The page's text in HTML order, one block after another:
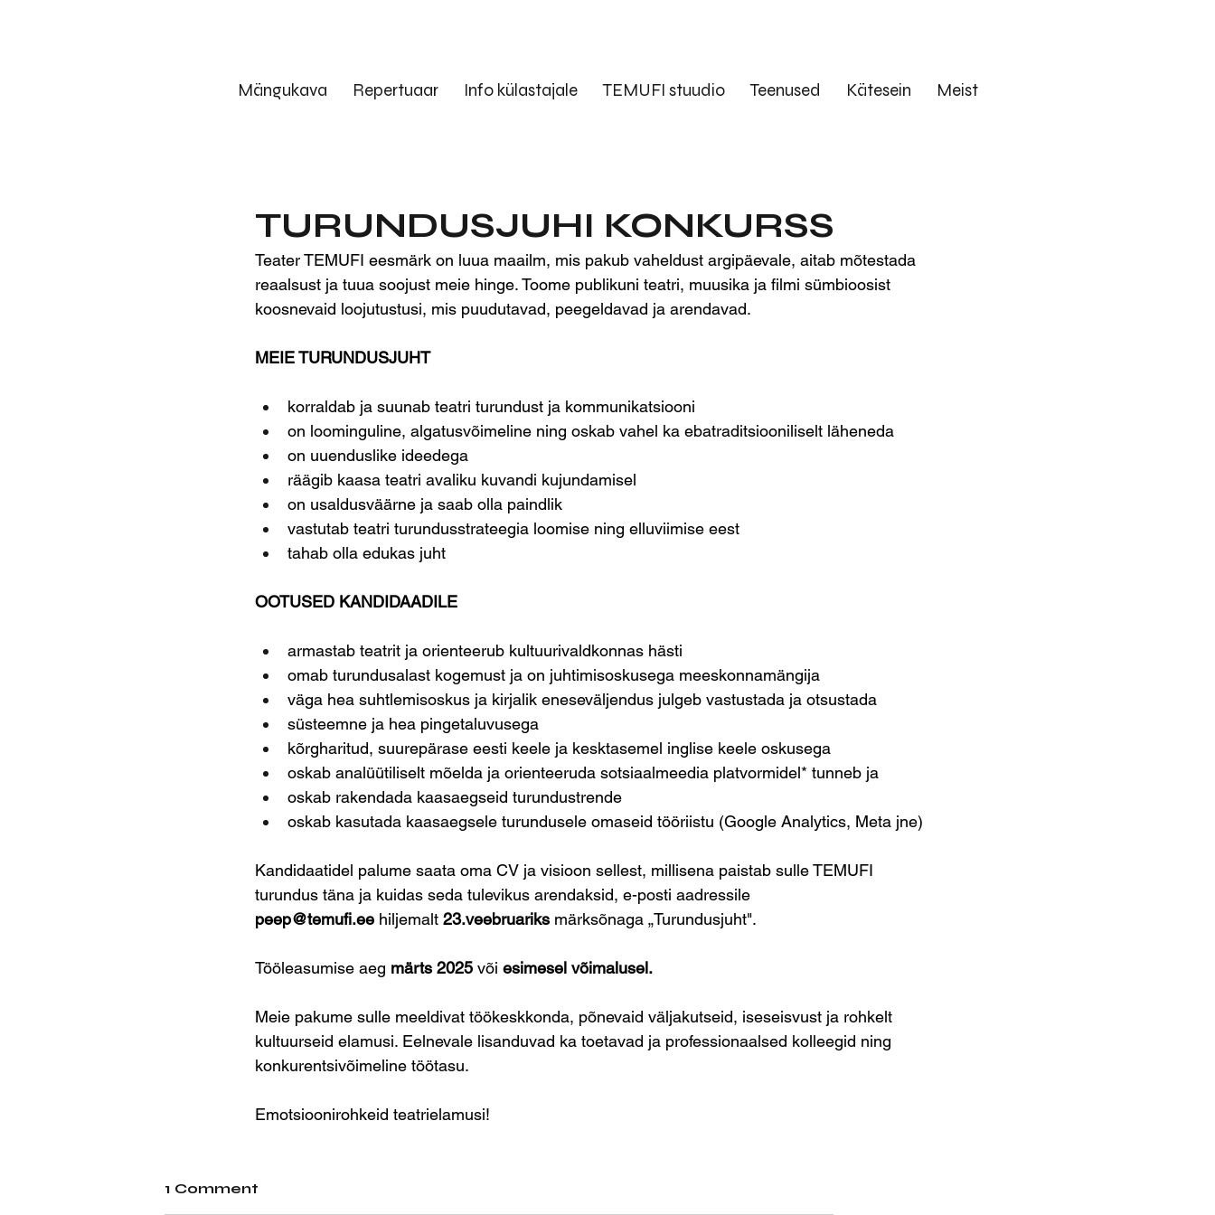
Mängukava Repertuaar Info külastajale TEMUFI stuudio Teenused Kätesein Meist
TURUNDUSJUHI KONKURSS
Teater TEMUFI eesmärk on luua maailm, mis pakub vaheldust argipäevale, aitab mõtestada
reaalsust ja tuua soojust meie hinge. Toome publikuni teatri, muusika ja filmi sümbioosist
koosnevaid loojutustusi, mis puudutavad, peegeldavad ja arendavad.
MEIE TURUNDUSJUHT
korraldab ja suunab teatri turundust ja kommunikatsiooni
on loominguline, algatusvõimeline ning oskab vahel ka ebatraditsiooniliselt läheneda
on uuenduslike ideedega
räägib kaasa teatri avaliku kuvandi kujundamisel
on usaldusväärne ja saab olla paindlik
vastutab teatri turundusstrateegia loomise ning elluviimise eest
tahab olla edukas juht
OOTUSED KANDIDAADILE
armastab teatrit ja orienteerub kultuurivaldkonnas hästi
omab turundusalast kogemust ja on juhtimisoskusega meeskonnamängija
väga hea suhtlemisoskus ja kirjalik eneseväljendus julgeb vastustada ja otsustada
süsteemne ja hea pingetaluvusega
kõrgharitud, suurepärase eesti keele ja kesktasemel inglise keele oskusega
oskab analüütiliselt mõelda ja orienteeruda sotsiaalmeedia platvormidel* tunneb ja
oskab rakendada kaasaegseid turundustrende
oskab kasutada kaasaegsele turundusele omaseid tööriistu (Google Analytics, Meta jne)
Kandidaatidel palume saata oma CV ja visioon sellest, millisena paistab sulle TEMUFI
turundus täna ja kuidas seda tulevikus arendaksid, e-posti aadressile
peep@temufi.ee hiljemalt 23.veebruariks märksõnaga „Turundusjuht".
Tööleasumise aeg märts 2025 või esimesel võimalusel.
Meie pakume sulle meeldivat töökeskkonda, põnevaid väljakutseid, iseseisvust ja rohkelt
kultuurseid elamusi. Eelnevale lisanduvad ka toetavad ja professionaalsed kolleegid ning
konkurentsivõimeline töötasu.
Emotsioonirohkeid teatrielamusi!
1 Comment